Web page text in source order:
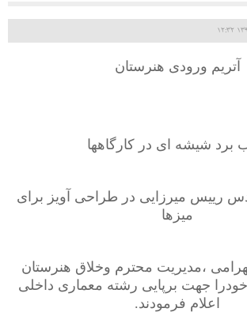
آتریم ورودی هنرستان
برد شیشه ای در کارگاهها
رییس میرزایی در طراحی آویز برای
میزها
،مدیریت محترم وخلاق هنرستان
جهت برپایی رشته معماری داخلی
اعلام فرمودند.